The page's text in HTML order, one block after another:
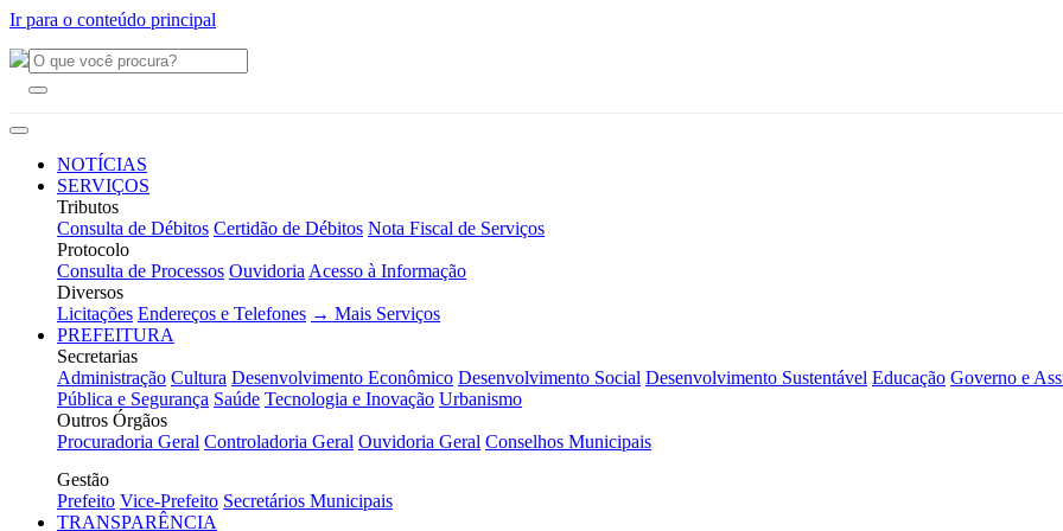
Ir para o conteúdo principal
NOTÍCIAS
SERVIÇOS
Tributos
Consulta de Débitos Certidão de Débitos Nota Fiscal de Serviços
Protocolo
Consulta de Processos Ouvidoria Acesso à Informação
Diversos
Licitações Endereços e Telefones → Mais Serviços
PREFEITURA
Secretarias
Administração Cultura Desenvolvimento Econômico Desenvolvimento Social Desenvolvimento Sustentável Educação Governo e
Pública e Segurança Saúde Tecnologia e Inovação Urbanismo
Outros Órgãos
Procuradoria Geral Controladoria Geral Ouvidoria Geral Conselhos Municipais
Gestão
Prefeito Vice-Prefeito Secretários Municipais
TRANSPARÊNCIA